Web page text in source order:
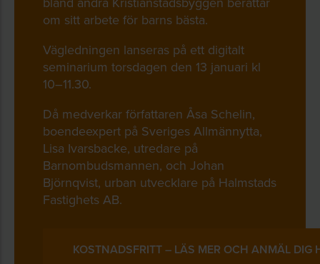
om sitt arbete för barns bästa.
Vägledningen lanseras på ett digitalt
seminarium torsdagen den 13 januari kl
10–11.30.
Då medverkar författaren Åsa Schelin,
boendeexpert på Sveriges Allmännytta,
Lisa Ivarsbacke, utredare på
Barnombudsmannen, och Johan
Björnqvist, urban utvecklare på Halmstads
Fastighets AB.
KOSTNADSFRITT – LÄS MER OCH ANMÄL DIG